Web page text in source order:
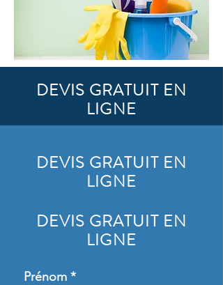
DEVIS GRATUIT EN
LIGNE
DEVIS GRATUIT EN
LIGNE
DEVIS GRATUIT EN
LIGNE
Prénom